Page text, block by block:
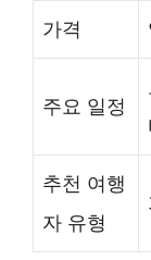
가격
주요 일정
추천 여행
자 유형